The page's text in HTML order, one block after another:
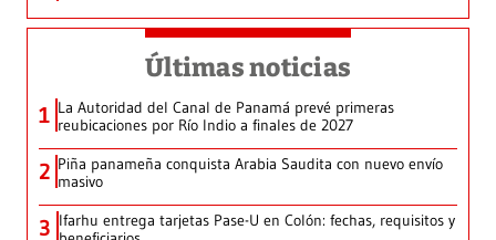
Últimas noticias
1 La Autoridad del Canal de Panamá prevé primeras
reubicaciones por Río Indio a finales de 2027
2 Piña panameña conquista Arabia Saudita con nuevo envío
masivo
3 Ifarhu entrega tarjetas Pase-U en Colón: fechas, requisitos y